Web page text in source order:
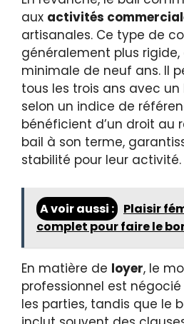
aux activités
artisanales. Ce type de
généralement plus
minimale de neuf ans. Il
tous les trois ans avec un
selon un indice de
bénéficient d’un droit au
bail à son terme,
stabilité pour leur activité.
A voir aussi :
Plaisir
complet pour faire le
En matière de loyer, le
professionnel est
les parties, tandis que le